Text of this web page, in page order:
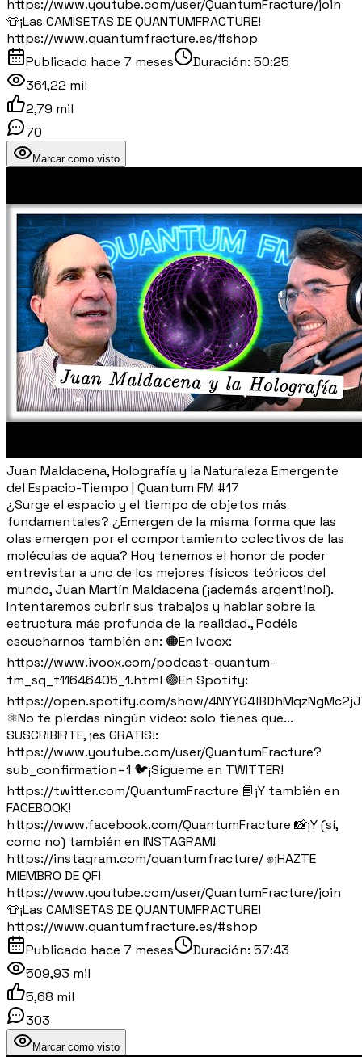
https://www.youtube.com/user/QuantumFracture/join
👕¡Las CAMISETAS DE QUANTUMFRACTURE!
https://www.quantumfracture.es/#shop
Publicado hace 7 meses Duración: 50:25
361,22 mil
2,79 mil
70
Marcar como visto
Juan Maldacena, Holografía y la Naturaleza Emergente
del Espacio-Tiempo | Quantum FM #17
¿Surge el espacio y el tiempo de objetos más
fundamentales? ¿Emergen de la misma forma que las
olas emergen por el comportamiento colectivos de las
moléculas de agua? Hoy tenemos el honor de poder
entrevistar a uno de los mejores físicos teóricos del
mundo, Juan Martín Maldacena (¡además argentino!).
Intentaremos cubrir sus trabajos y hablar sobre la
estructura más profunda de la realidad., Podéis
escucharnos también en: 🟠En Ivoox:
https://www.ivoox.com/podcast-quantum-
fm_sq_f11646405_1.html 🟢En Spotify:
https://open.spotify.com/show/
⚛️No te pierdas ningún video: solo tienes que...
SUSCRIBIRTE, ¡es GRATIS!:
https://www.youtube.com/user/QuantumFracture?
sub_confirmation=1 🐦¡Sígueme en TWITTER!
https://twitter.com/QuantumFracture 📘¡Y también en
FACEBOOK!
https://www.facebook.com/QuantumFracture 📸¡Y (sí,
como no) también en INSTAGRAM!
https://instagram.com/quantumfracture/ ✊¡HAZTE
MIEMBRO DE QF!
https://www.youtube.com/user/QuantumFracture/join
👕¡Las CAMISETAS DE QUANTUMFRACTURE!
https://www.quantumfracture.es/#shop
Publicado hace 7 meses Duración: 57:43
509,93 mil
5,68 mil
303
Marcar como visto